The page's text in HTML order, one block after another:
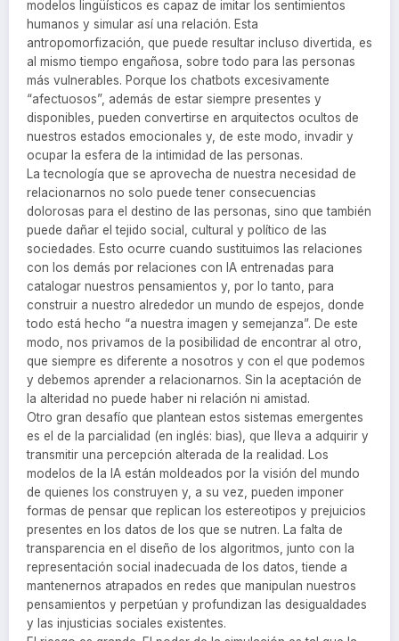
modelos lingüísticos es capaz de imitar los sentimientos
humanos y simular así una relación. Esta
antropomorfización, que puede resultar incluso divertida, es
al mismo tiempo engañosa, sobre todo para las personas
más vulnerables. Porque los chatbots excesivamente
“afectuosos”, además de estar siempre presentes y
disponibles, pueden convertirse en arquitectos ocultos de
nuestros estados emocionales y, de este modo, invadir y
ocupar la esfera de la intimidad de las personas.
La tecnología que se aprovecha de nuestra necesidad de
relacionarnos no solo puede tener consecuencias
dolorosas para el destino de las personas, sino que también
puede dañar el tejido social, cultural y político de las
sociedades. Esto ocurre cuando sustituimos las relaciones
con los demás por relaciones con IA entrenadas para
catalogar nuestros pensamientos y, por lo tanto, para
construir a nuestro alrededor un mundo de espejos, donde
todo está hecho “a nuestra imagen y semejanza”. De este
modo, nos privamos de la posibilidad de encontrar al otro,
que siempre es diferente a nosotros y con el que podemos
y debemos aprender a relacionarnos. Sin la aceptación de
la alteridad no puede haber ni relación ni amistad.
Otro gran desafío que plantean estos sistemas emergentes
es el de la parcialidad (en inglés: bias), que lleva a adquirir y
transmitir una percepción alterada de la realidad. Los
modelos de la IA están moldeados por la visión del mundo
de quienes los construyen y, a su vez, pueden imponer
formas de pensar que replican los estereotipos y prejuicios
presentes en los datos de los que se nutren. La falta de
transparencia en el diseño de los algoritmos, junto con la
representación social inadecuada de los datos, tiende a
mantenernos atrapados en redes que manipulan nuestros
pensamientos y perpetúan y profundizan las desigualdades
y las injusticias sociales existentes.